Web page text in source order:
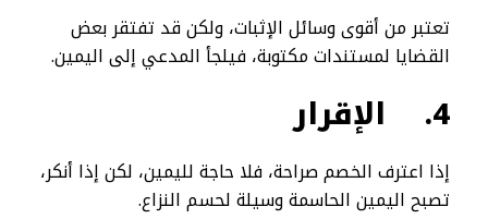
تعتبر من أقوى وسائل الإثبات، ولكن قد تفتقر بعض
القضايا لمستندات مكتوبة، فيلجأ المدعي إلى اليمين.
4. الإقرار
إذا اعترف الخصم صراحة، فلا حاجة لليمين، لكن إذا أنكر،
تصبح اليمين الحاسمة وسيلة لحسم النزاع.